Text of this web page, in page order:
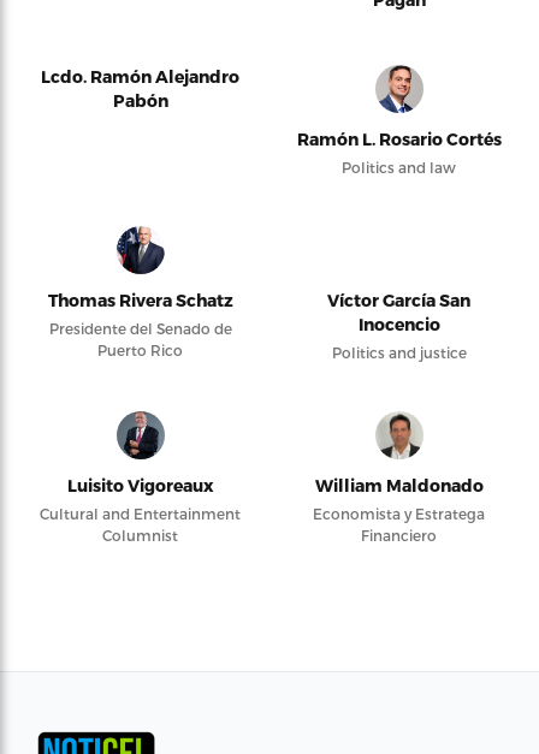
Lcdo. Ramón Alejandro
Pabón
Ramón L. Rosario Cortés
Politics and law
Thomas Rivera Schatz
Presidente del Senado de
Puerto Rico
Víctor García San
Inocencio
Politics and justice
Luisito Vigoreaux
Cultural and Entertainment
Columnist
William Maldonado
Economista y Estratega
Financiero